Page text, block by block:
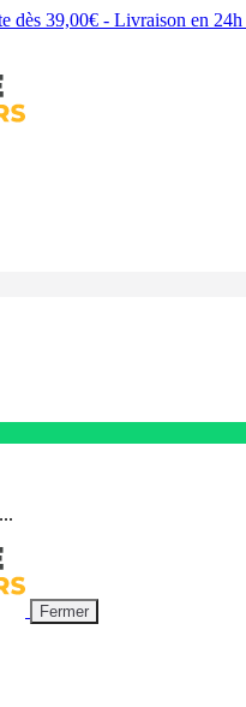
dès 39,00€ - Livraison en 24h
Fermer